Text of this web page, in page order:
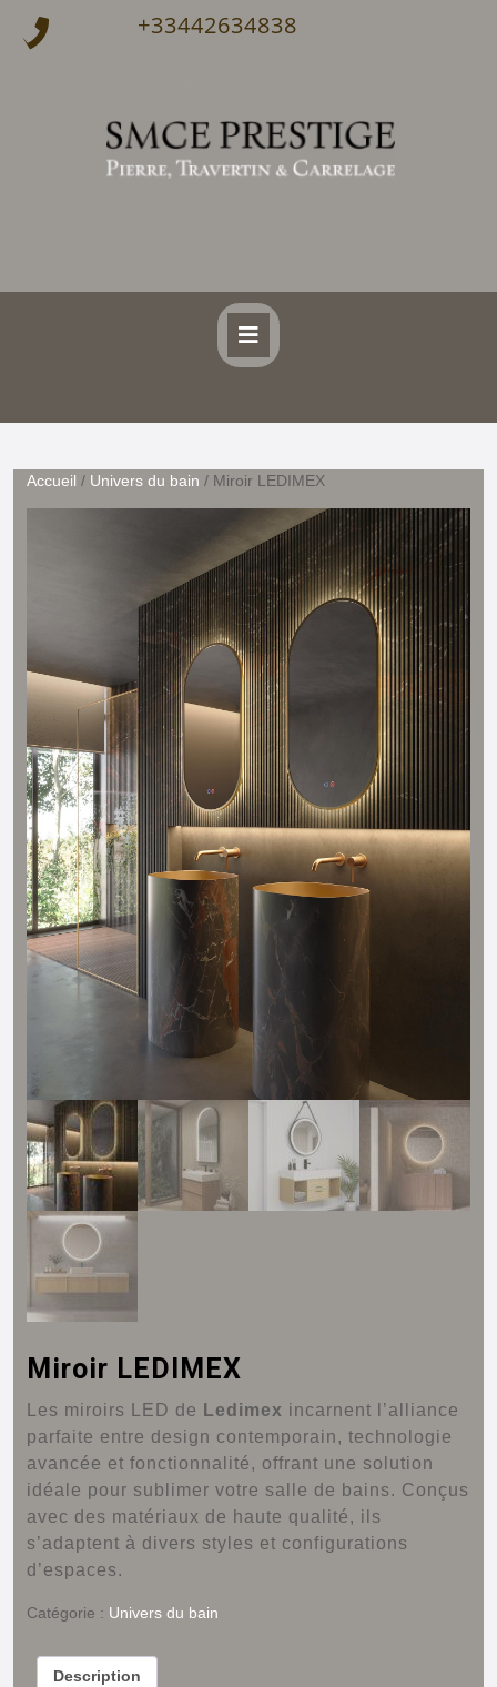
+33442634838
Accueil / Univers du bain / Miroir LEDIMEX
Miroir LEDIMEX
Les miroirs LED de Ledimex incarnent l’alliance
parfaite entre design contemporain, technologie
avancée et fonctionnalité, offrant une solution
idéale pour sublimer votre salle de bains. Conçus
avec des matériaux de haute qualité, ils
s’adaptent à divers styles et configurations
d’espaces.
Catégorie : Univers du bain
Description